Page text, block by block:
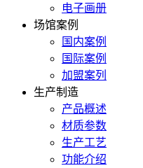
电子画册
场馆案例
国内案例
国际案例
加盟案列
生产制造
产品概述
材质参数
生产工艺
功能介绍